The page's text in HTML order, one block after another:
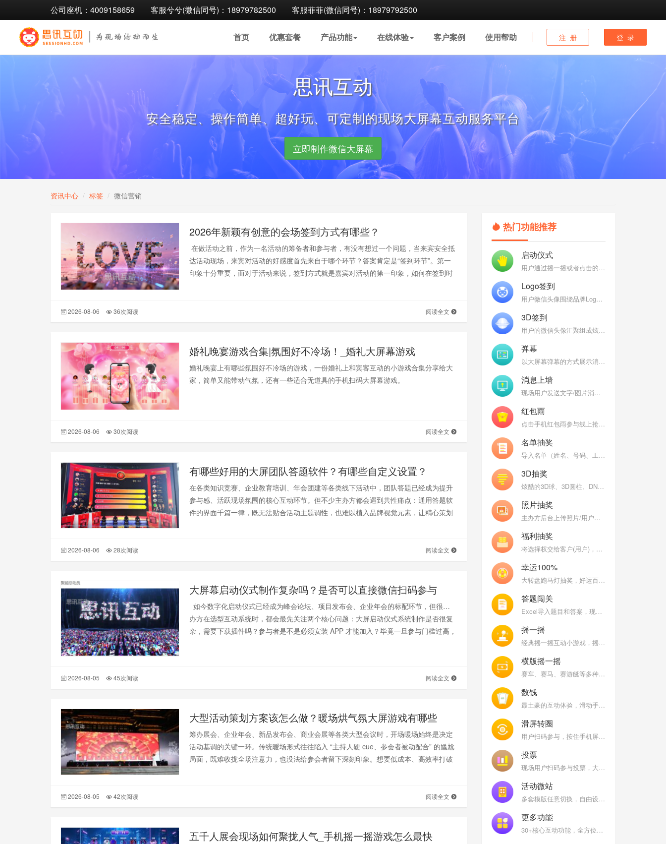
公司座机：4009158659 客服兮兮(微信同号)：18979782500 客服菲菲(微信同号)：18979792500
首页 优惠套餐 产品功能 在线体验 客户案例 使用帮助 注 册 登 录
思讯互动
安全稳定、操作简单、超好玩、可定制的现场大屏幕互动服务平台
立即制作微信大屏幕
资讯中心 标签 微信营销
2026年新颖有创意的会场签到方式有哪些？
在做活动之前，作为一名活动的筹备者和参与者，有没有想过一个问题，当来宾安全抵
达活动现场，来宾对活动的好感度首先来自于哪个环节？答案肯定是“签到环节”。第一
印象十分重要，而对于活动来说，签到方式就是嘉宾对活动的第一印象，如何在签到时
2026-08-06 36次阅读 阅读全文
婚礼晚宴游戏合集|氛围好不冷场！_婚礼大屏幕游戏
婚礼晚宴上有哪些氛围好不冷场的游戏，一份婚礼上和宾客互动的小游戏合集分享给大
家，简单又能带动气氛，还有一些适合无道具的手机扫码大屏幕游戏。
2026-08-06 30次阅读 阅读全文
有哪些好用的大屏团队答题软件？有哪些自定义设置？
在各类知识竞赛、企业教育培训、年会团建等各类线下活动中，团队答题已经成为提升
参与感、活跃现场氛围的核心互动环节。但不少主办方都会遇到共性痛点：通用答题软
件的界面千篇一律，既无法贴合活动主题调性，也难以植入品牌视觉元素，让精心策划
2026-08-06 28次阅读 阅读全文
大屏幕启动仪式制作复杂吗？是否可以直接微信扫码参与
如今数字化启动仪式已经成为峰会论坛、项目发布会、企业年会的标配环节，但很多主
办方在选型互动系统时，都会最先关注两个核心问题：大屏启动仪式系统制作是否很复
杂，需要下载插件吗？参与者是不是必须安装 APP 才能加入？毕竟一旦参与门槛过高，
2026-08-05 45次阅读 阅读全文
大型活动策划方案该怎么做？暖场烘气氛大屏游戏有哪些
筹办展会、企业年会、新品发布会、商业会展等各类大型会议时，开场暖场始终是决定
活动基调的关键一环。传统暖场形式往往陷入 “主持人硬 cue、参会者被动配合” 的尴尬
局面，既难收拢全场注意力，也没法给参会者留下深刻印象。想要低成本、高效率打破
2026-08-05 42次阅读 阅读全文
五千人展会现场如何聚拢人气_手机摇一摇游戏怎么最快
热门功能推荐
启动仪式
用户通过摇一摇或者点击的方式参与启动仪式，启动聚能，聚能完成后弹出定制特效
Logo签到
用户微信头像围绕品牌Logo组成各式炫酷3D效果：魔方、万花筒、地球、银河，彰显品牌
3D签到
用户的微信头像汇聚组成炫酷的Logo、3D球、3D圆柱、DNA、魔方等炫酷的3D图形
弹幕
以大屏幕弹幕的方式展示消息，后台开启审核，过滤垃圾消息，弹幕互动燃爆现场
消息上墙
现场用户发送文字/图片消息到大屏幕上，大屏幕消息墙轮播上墙图文
红包雨
点击手机红包雨参与线上抢红包（礼品），热闹喜庆的界面为现场增温
名单抽奖
导入名单（姓名、号码、工号、数字）抽奖，支持名单分组和名单权重（工龄）
3D抽奖
炫酷的3D球、3D圆柱、DNA、魔方等炫酷的3D图形不停变换，随机抽取中奖用户头像
照片抽奖
主办方后台上传照片/用户现场自拍上传照片，巨幕照片墙抽奖
福利抽奖
将选择权交给客户(用户)，让客户来开启大奖
幸运100%
大转盘跑马灯抽奖，好运百分百，乐趣百分百
答题闯关
Excel导入题目和答案，现场用户比拼答题正确率和速度
摇一摇
经典摇一摇互动小游戏，摇得越快分数越高，大屏幕能量条涨的越高
横版摇一摇
赛车、赛马、赛游艇等多种风格，快速摇一摇手机，大屏幕上根据用户/队伍摇晃手机次数进行实时排名
数钱
最土豪的互动体验，滑动手机屏幕在限定时间内看看谁是数钱小能手
滑屏转圈
用户扫码参与，按住手机屏幕上的图标，顺时针或者逆时针快速旋转
投票
现场用户扫码参与投票，大屏幕展示全场票选结果
活动微站
多套模版任意切换，自由设置互动功能名称及图标
更多功能
30+核心互动功能，全方位满足您的现场需求